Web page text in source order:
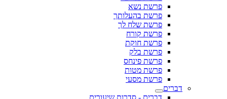
פרשת נשא
פרשת בהעלותך
פרשת שלח לך
פרשת קורח
פרשת חוקת
פרשת בלק
פרשת פינחס
פרשת מטות
פרשת מסעי
דברים